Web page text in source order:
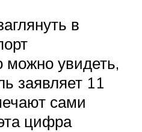
в
можно увидеть,
заявляет 11
сами
цифра